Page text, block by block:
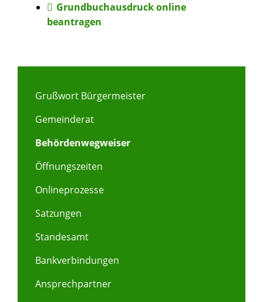
Grundbuchausdruck online
beantragen
Grußwort Bürgermeister
Gemeinderat
Behördenwegweiser
Öffnungszeiten
Onlineprozesse
Satzungen
Standesamt
Bankverbindungen
Ansprechpartner